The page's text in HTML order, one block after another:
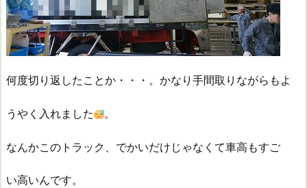
何度切り返したことか・・・。かなり手間取りながらもよ
うやく入れました 。
なんかこのトラック、でかいだけじゃなくて車高もすご
い高いんです。